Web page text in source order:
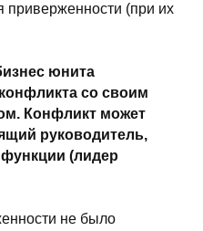
приверженности (при их
юнита
со своим
Конфликт может
руководитель,
(лидер
не было